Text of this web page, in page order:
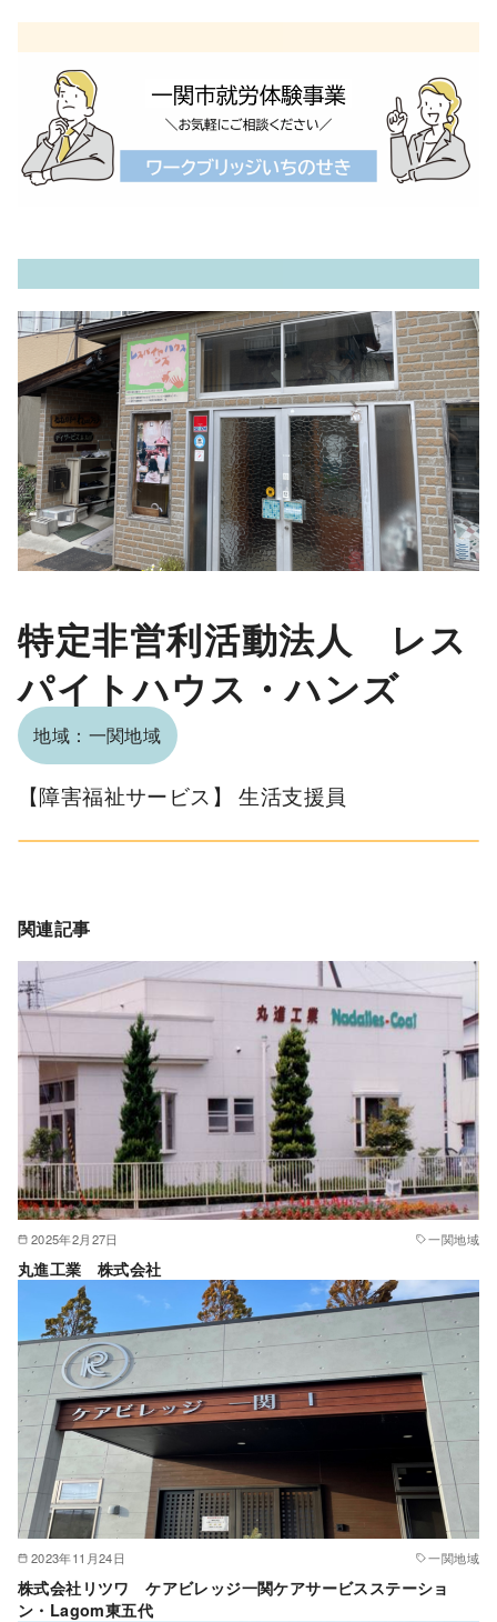
特定非営利活動法人 レス
パイトハウス・ハンズ
地域：一関地域
【障害福祉サービス】 生活支援員
関連記事
2025年2月27日 一関地域
丸進工業 株式会社
2023年11月24日 一関地域
株式会社リツワ ケアビレッジ一関ケアサービスステーショ
ン・Lagom東五代